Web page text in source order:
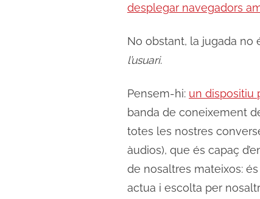
desplegar navegadors
No obstant, la jugada no
l’usuari.
Pensem-hi: un dispositiu
banda de coneixement
totes les nostres
àudios), que és capaç
de nosaltres mateixos:
actua i escolta per